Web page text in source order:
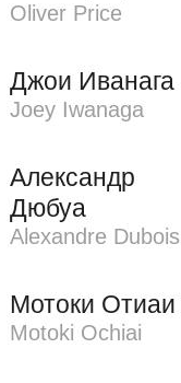
Oliver Price
Джои Иванага
Joey Iwanaga
Александр
Дюбуа
Alexandre Dubois
Мотоки Отиаи
Motoki Ochiai